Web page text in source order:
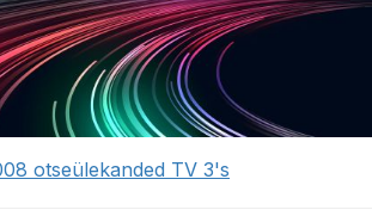
otseülekanded TV 3's